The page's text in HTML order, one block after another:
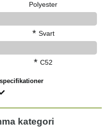
Polyester
* Svart
* C52
kategori